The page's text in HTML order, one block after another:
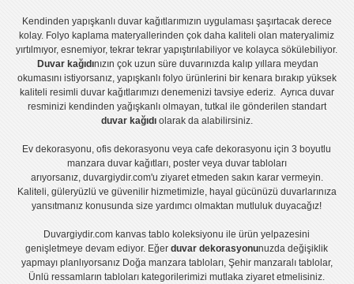
Kendinden yapışkanlı duvar kağıtlarımızın uygulamasışaşırtacak derece
kolay. Folyo kaplama materyallerinden çok daha kaliteli olanmateryalimiz
yırtılmıyor, esnemiyor, tekrar tekrar yapıştırılabiliyor ve kolayca sökülebiliyor.
Duvar kağıdınızın çok uzun süre duvarınızda kalıp yıllara meydan
okumasını istiyorsanız, yapışkanlı folyoürünlerini bir kenara bırakıp yüksek
kaliteli resimli duvar kağıtlarımızı denemenizi tavsiye ederiz. Ayrıca duvar
resminizi kendinden yağışkanlı olmayan, tutkal ile gönderilen standart
duvar kağıdıolarak da alabilirsiniz.
Ev dekorasyonu,ofis dekorasyonu veyacafe dekorasyonu için3 boyutlu
manzara duvar kağıtları, posterveya duvar tabloları
arıyorsanız, duvargiydir.com'u ziyaret etmeden sakın karar vermeyin.
Kaliteli, güleryüzlü ve güvenilir hizmetimizle, hayal gücünüzü duvarlarınıza
yansıtmanız konusunda size yardımcı olmaktan mutluluk duyacağız!
Duvargiydir.com kanvas tablo koleksiyonu ile ürün yelpazesini
genişletmeye devam ediyor. Eğerduvar dekorasyonunuzda değişiklik
yapmayı planlıyorsanız Doğa manzara tabloları, Şehir manzaralı tablolar,
Ünlü ressamların tabloları kategorilerimizi mutlaka ziyaret etmelisiniz.